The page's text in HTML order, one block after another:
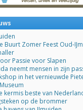
Buurt Zomer Feest Oud-
Passie voor Slapen
neemt mensen in zijn
in het vernieuwde
kermis beste van
op de brommer